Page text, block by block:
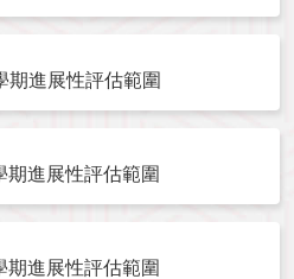
期進展性評估範圍
期進展性評估範圍
期進展性評估範圍